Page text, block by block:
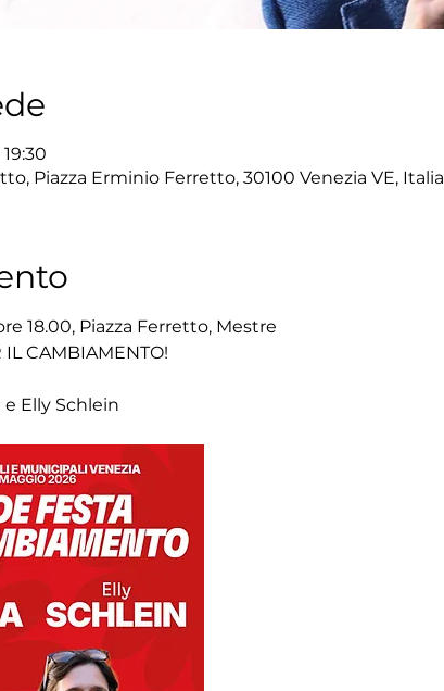
Piazza Erminio Ferretto, 30100 Venezia VE, Italia
18.00, Piazza Ferretto, Mestre
IL CAMBIAMENTO!
Elly Schlein